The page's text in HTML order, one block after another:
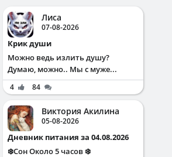
Лиса
07-08-2026
Крик души
Можно ведь излить душу?
Думаю, можно.. Мы с муже...
4 84
Виктория Акилина
05-08-2026
Дневник питания за 04.08.2026
❄️Сон Около 5 часов ❄️